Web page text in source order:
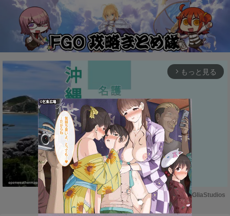
arrow_forward_ios もっと見る
Powered by GliaStudios